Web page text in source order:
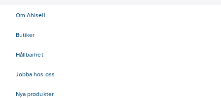
Om Ahlsell
Butiker
Hållbarhet
Jobba hos oss
Nya produkter